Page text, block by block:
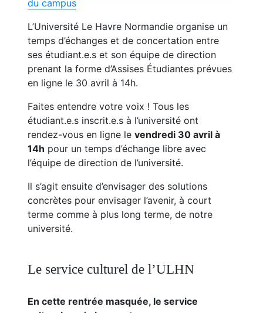
du campus
L’Université Le Havre Normandie organise un
temps d’échanges et de concertation entre
ses étudiant.e.s et son équipe de direction
prenant la forme d’Assises Étudiantes prévues
en ligne le 30 avril à 14h.
Faites entendre votre voix ! Tous les
étudiant.e.s inscrit.e.s à l’université ont
rendez-vous en ligne levendredi 30 avril à
14h pour un temps d’échange libre avec
l’équipe de direction de l’université.
Il s’agit ensuite d’envisager des solutions
concrètes pour envisager l’avenir, à court
terme comme à plus long terme, de notre
université.
Le service culturel de l’ULHN
En cette rentrée masquée, le service